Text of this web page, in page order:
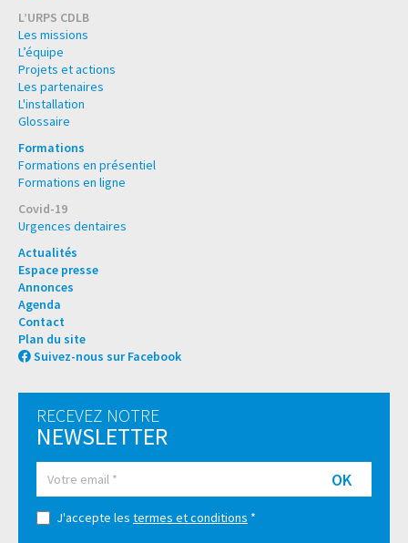
L’URPS CDLB
Les missions
L’équipe
Projets et actions
Les partenaires
L'installation
Glossaire
Formations
Formations en présentiel
Formations en ligne
Covid-19
Urgences dentaires
Actualités
Espace presse
Annonces
Agenda
Contact
Plan du site
Suivez-nous sur Facebook
RECEVEZ NOTRE
NEWSLETTER
OK
J'accepte les termes et conditions *